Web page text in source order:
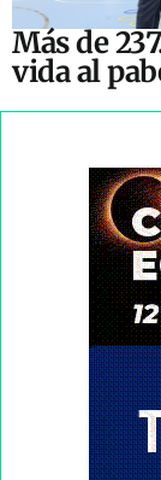
Más de
vida al